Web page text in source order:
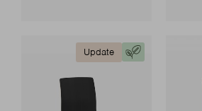
Update